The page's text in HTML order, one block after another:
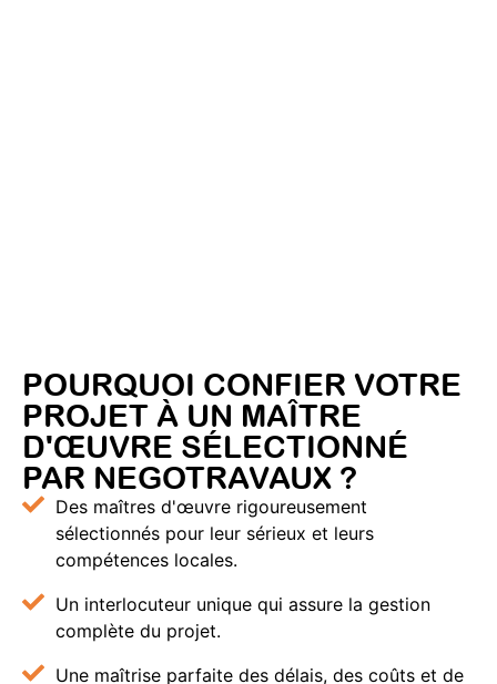
POURQUOI CONFIER VOTRE
PROJET À UN MAÎTRE
D'ŒUVRE SÉLECTIONNÉ
PAR NEGOTRAVAUX ?
Des maîtres d'œuvre rigoureusement
sélectionnés pour leur sérieux et leurs
compétences locales.
Un interlocuteur unique qui assure la gestion
complète du projet.
Une maîtrise parfaite des délais, des coûts et de